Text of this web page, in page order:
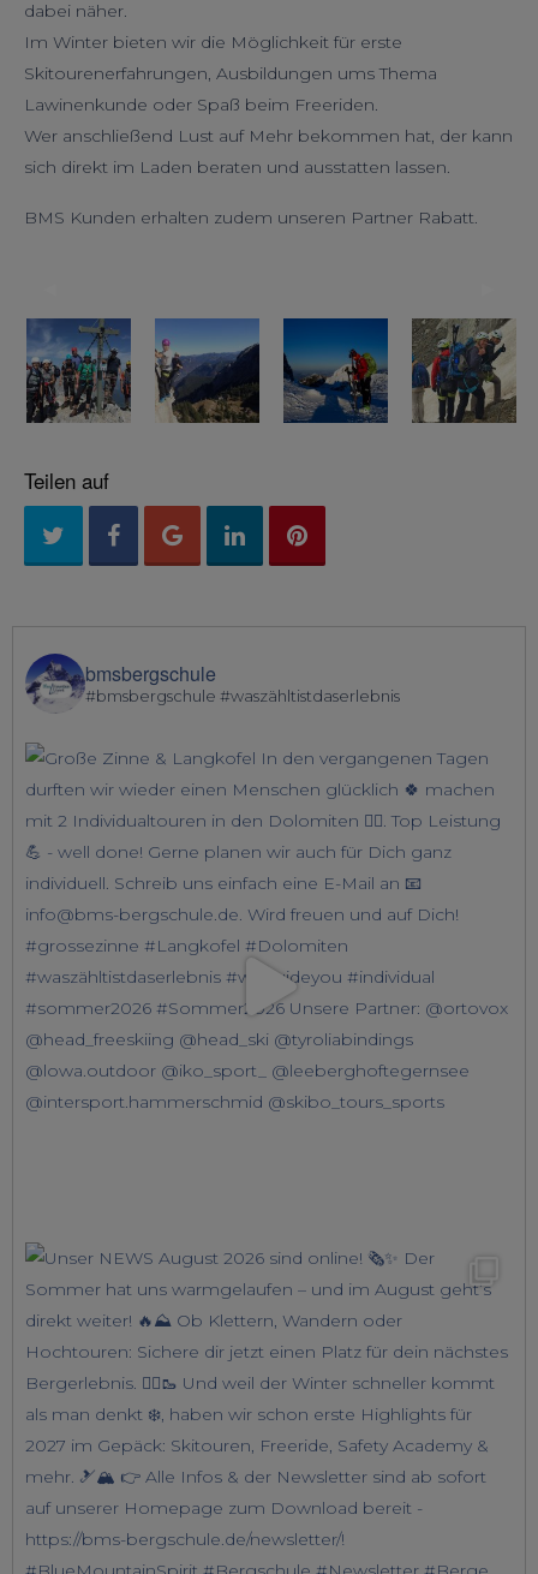
dabei näher.
Im Winter bieten wir die Möglichkeit für erste
Skitourenerfahrungen, Ausbildungen ums Thema
Lawinenkunde oder Spaß beim Freeriden.
Wer anschließend Lust auf Mehr bekommen hat, der kann
sich direkt im Laden beraten und ausstatten lassen.
BMS Kunden erhalten zudem unseren Partner Rabatt.
Slide
Slide
Teilen auf
bmsbergschule
#bmsbergschule #waszähltistdaserlebnis